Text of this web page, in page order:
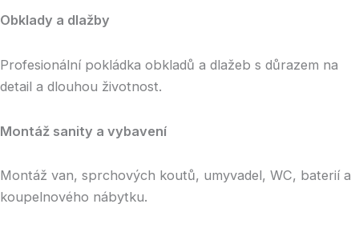
Obklady a dlažby
Profesionální pokládka obkladů a dlažeb s důrazem na
detail a dlouhou životnost.
Montáž sanity a vybavení
Montáž van, sprchových koutů, umyvadel, WC, baterií a
koupelnového nábytku.